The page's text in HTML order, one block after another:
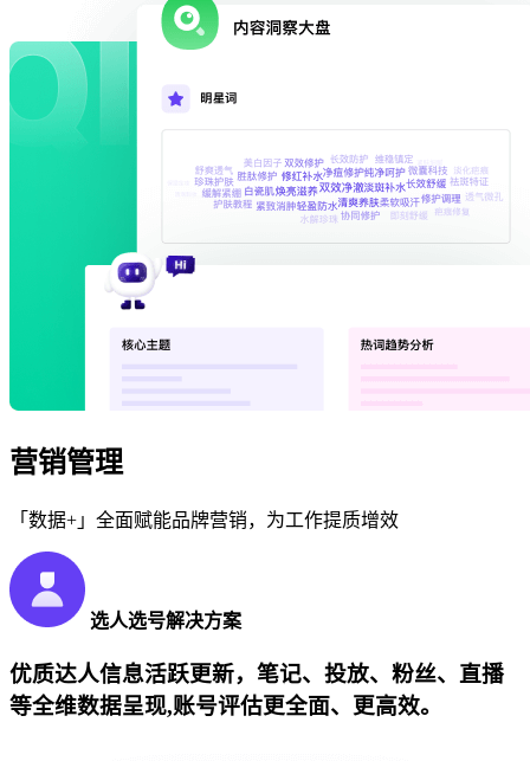
营销管理
「数据+」全面赋能品牌营销，为工作提质增效
选人选号解决方案
优质达人信息活跃更新，笔记、投放、粉丝、直播
等全维数据呈现,账号评估更全面、更高效。